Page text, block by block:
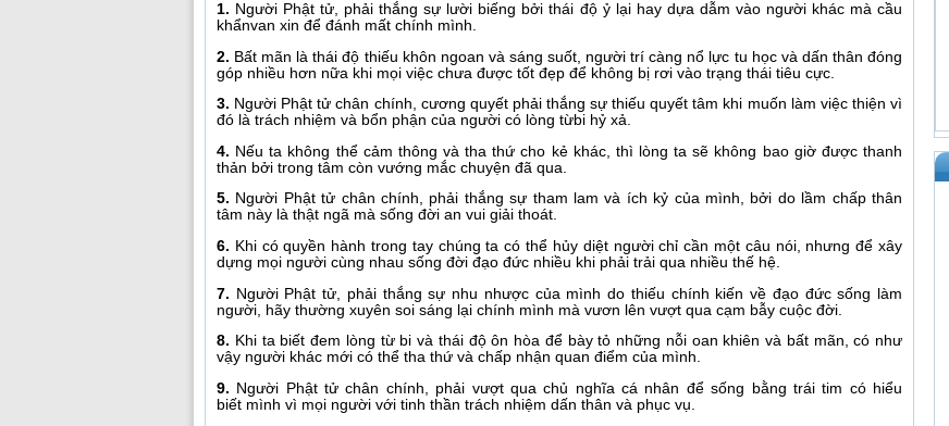
1. Người Phật tử, phải thắng sự lười biếng bởi thái độ ỷ lại hay dựa dẫm vào người khác mà cầu
khẩnvan xin để đánh mất chính mình.
2. Bất mãn là thái độ thiếu khôn ngoan và sáng suốt, người trí càng nổ lực tu học và dấn thân đóng
góp nhiều hơn nữa khi mọi việc chưa được tốt đẹp để không bị rơi vào trạng thái tiêu cực.
3. Người Phật tử chân chính, cương quyết phải thắng sự thiếu quyết tâm khi muốn làm việc thiện vì
đó là trách nhiệm và bổn phận của người có lòng từbi hỷ xả.
4. Nếu ta không thể cảm thông và tha thứ cho kẻ khác, thì lòng ta sẽ không bao giờ được thanh
thản bởi trong tâm còn vướng mắc chuyện đã qua.
5. Người Phật tử chân chính, phải thắng sự tham lam và ích kỷ của mình, bởi do lầm chấp thân
tâm này là thật ngã mà sống đời an vui giải thoát.
6. Khi có quyền hành trong tay chúng ta có thể hủy diệt người chỉ cần một câu nói, nhưng để xây
dựng mọi người cùng nhau sống đời đạo đức nhiều khi phải trải qua nhiều thế hệ.
7. Người Phật tử, phải thắng sự nhu nhược của mình do thiếu chính kiến về đạo đức sống làm
người, hãy thường xuyên soi sáng lại chính mình mà vươn lên vượt qua cạm bẫy cuộc đời.
8. Khi ta biết đem lòng từ bi và thái độ ôn hòa để bày tỏ những nỗi oan khiên và bất mãn, có như
vậy người khác mới có thể tha thứ và chấp nhận quan điểm của mình.
9. Người Phật tử chân chính, phải vượt qua chủ nghĩa cá nhân để sống bằng trái tim có hiểu
biết mình vì mọi người với tinh thần trách nhiệm dấn thân và phục vụ.